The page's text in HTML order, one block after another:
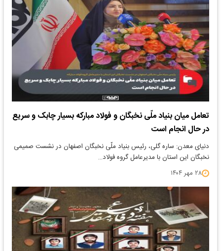
تعامل میان بنیاد ملّی نخبگان و فولاد مبارکه بسیار چابک و سریع
در حال انجام است
دنیای معدن: ساره گلی، رئیس بنیاد ملّی نخبگان اصفهان در نشست صمیمی
نخبگان این استان با مدیرعامل گروه فولاد…
۲۸ مهر ۱۴۰۴